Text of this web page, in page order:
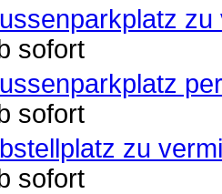
zu
sofort
sofort
zu
sofort